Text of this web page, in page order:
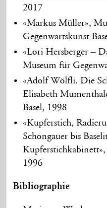
2017
«Markus Müller»,
Gegenwartskunst
«Lori Hersberger –
Museum für
«Adolf Wölfli. Die
Elisabeth
Basel, 1998
«Kupferstich,
Schongauer bis
1996
Bibliographie